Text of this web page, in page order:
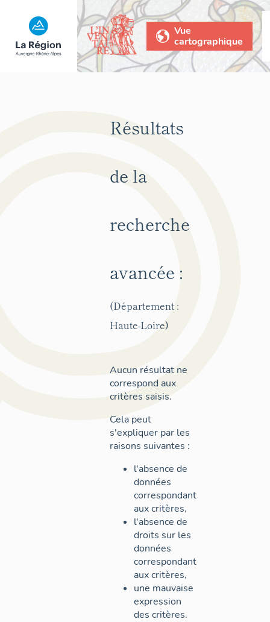
Vue
cartographique
Résultats
de la
recherche
avancée :
(Département :
Haute-Loire)
Aucun résultat ne
correspond aux
critères saisis.
Cela peut
s'expliquer par les
raisons suivantes :
l'absence de
données
correspondant
aux critères,
l'absence de
droits sur les
données
correspondant
aux critères,
une mauvaise
expression
des critères.